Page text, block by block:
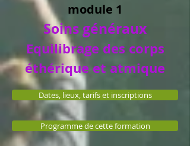
module 1
Soins généraux
Equilibrage des corps
éthérique et atmique
Dates, lieux, tarifs et inscriptions
Programme de cette formation